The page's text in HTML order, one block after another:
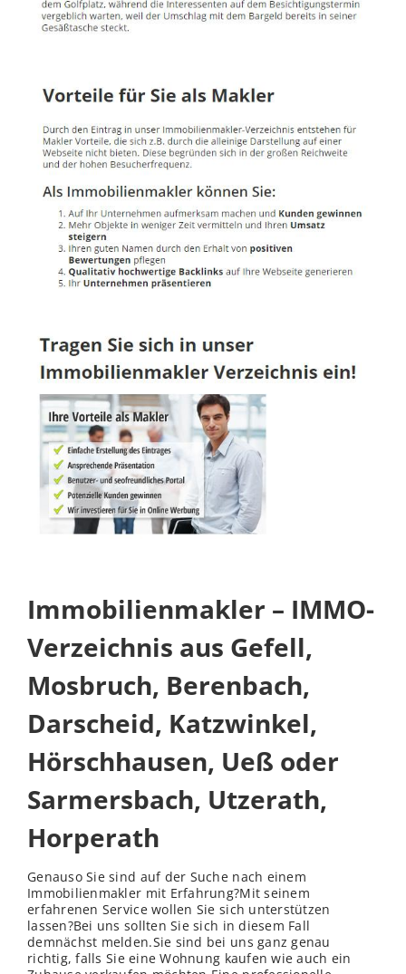
Immobilienmakler – IMMO-
Verzeichnis aus Gefell,
Mosbruch, Berenbach,
Darscheid, Katzwinkel,
Hörschhausen, Ueß oder
Sarmersbach, Utzerath,
Horperath
Genauso Sie sind auf der Suche nach einem
Immobilienmakler mit Erfahrung?Mit seinem
erfahrenen Service wollen Sie sich unterstützen
lassen?Bei uns sollten Sie sich in diesem Fall
demnächst melden.Sie sind bei uns ganz genau
richtig, falls Sie eine Wohnung kaufen wie auch ein